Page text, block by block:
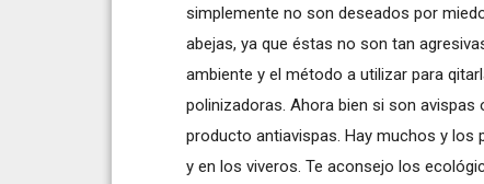
simplemente no son deseados por
abejas, ya que éstas no son tan
ambiente y el método a utilizar para
polinizadoras. Ahora bien si son
producto antiavispas. Hay muchos y
y en los viveros. Te aconsejo los